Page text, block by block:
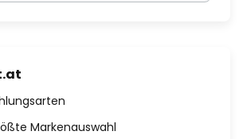
Markenauswahl